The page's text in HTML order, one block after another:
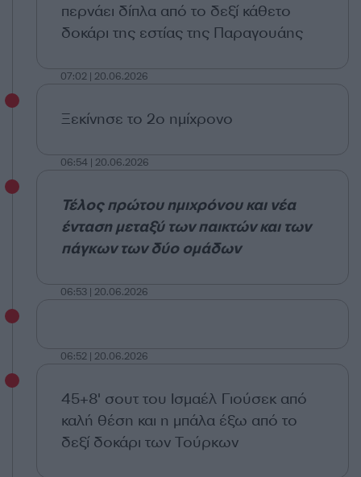
περνάει δίπλα από το δεξί κάθετο
δοκάρι της εστίας της Παραγουάης
07:02 | 20.06.2026
Ξεκίνησε το 2ο ημίχρονο
06:54 | 20.06.2026
Τέλος πρώτου ημιχρόνου και νέα
ένταση μεταξύ των παικτών και των
πάγκων των δύο ομάδων
06:53 | 20.06.2026
06:52 | 20.06.2026
45+8' σουτ του Ισμαέλ Γιούσεκ από
καλή θέση και η μπάλα έξω από το
δεξί δοκάρι των Τούρκων